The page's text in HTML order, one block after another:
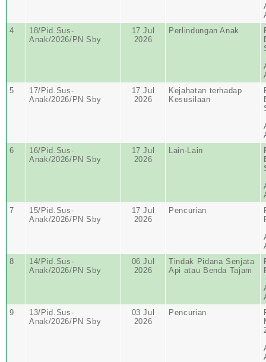
4
18/Pid.Sus-
Anak/2026/PN Sby
17 Jul
2026
Perlindungan Anak
5
17/Pid.Sus-
Anak/2026/PN Sby
17 Jul
2026
Kejahatan terhadap
Kesusilaan
6
16/Pid.Sus-
Anak/2026/PN Sby
17 Jul
2026
Lain-Lain
7
15/Pid.Sus-
Anak/2026/PN Sby
17 Jul
2026
Pencurian
8
14/Pid.Sus-
Anak/2026/PN Sby
06 Jul
2026
Tindak Pidana Senjata
Api atau Benda Tajam
9
13/Pid.Sus-
Anak/2026/PN Sby
03 Jul
2026
Pencurian